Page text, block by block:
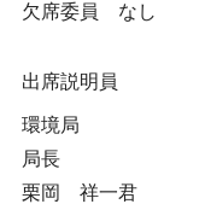
欠席委員 なし
出席説明員
環境局
局長
栗岡 祥一君